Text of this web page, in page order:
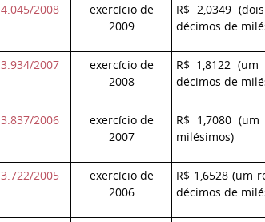
4.045/2008
exercício de
2009
R$ 2,0349
décimos de
3.934/2007
exercício de
2008
R$ 1,8122
décimos de
3.837/2006
exercício de
2007
R$ 1,7080
milésimos)
3.722/2005
exercício de
2006
R$ 1,6528 (um
décimos de